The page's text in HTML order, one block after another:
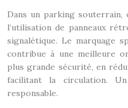
Dans un parking
l’utilisation de panneaux
signalétique. Le marquage
contribue à une meilleure
plus grande sécurité, en
facilitant la circulation.
responsable.